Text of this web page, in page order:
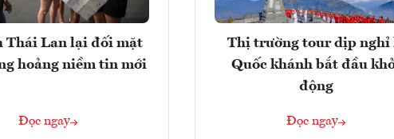
Thái Lan lại đối mặt
hoảng niềm tin mới
Đọc ngay
Thị trường tour dịp nghỉ
Quốc khánh bắt đầu
động
Đọc ngay